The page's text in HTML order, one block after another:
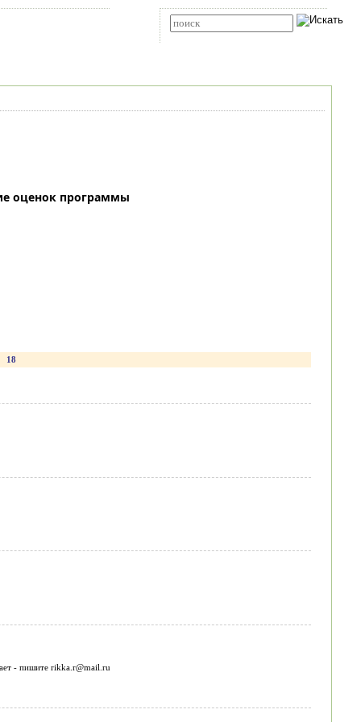
оценок программы
18
- пишите rikka.r@mail.ru